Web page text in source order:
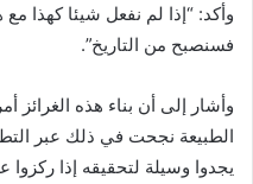
وأكد: “إذا لم نفعل شيئا كهذا مع
فسنصبح من التاريخ”.
وأشار إلى أن بناء هذه الغرائز
الطبيعة نجحت في ذلك عبر
يجدوا وسيلة لتحقيقه إذا